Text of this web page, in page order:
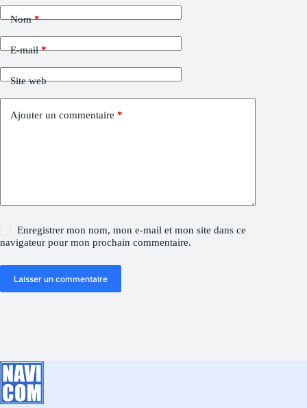
Nom*
E-mail*
Site web
Ajouter un commentaire *
Enregistrer mon nom, mon e-mail et mon site dans ce
navigateur pour mon prochain commentaire.
Laisser un commentaire